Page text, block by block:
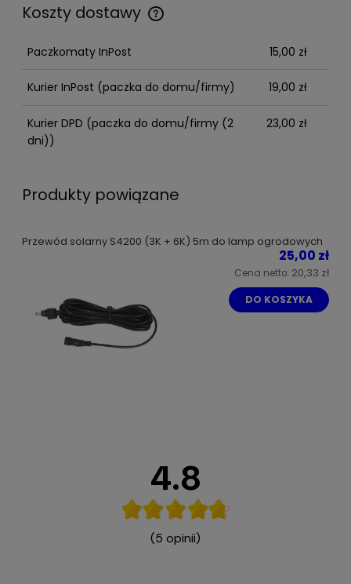
Bezpieczeństwo
Drobnera 34
50-257 Wrocław, Polska
biuro@sanko.com.pl
665352026
SELLTECH S.C. Dominik Piziewicz, Piotr Wójcik
biuro@sanko.com.pl
Koszty dostawy
Cena nie zawiera ewentualnych kosztów płatności
Paczkomaty InPost 15,00 zł
Kurier InPost (paczka do domu/firmy) 19,00 zł
Kurier DPD (paczka do domu/firmy (2
dni))
23,00 zł
Produkty powiązane
Przewód solarny S4200 (3K + 6K) 5m do lamp ogrodowych
25,00 zł
Cena netto: 20,33 zł
DO KOSZYKA
4.8
(5 opinii)